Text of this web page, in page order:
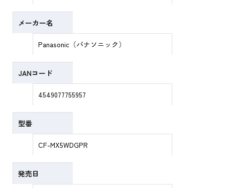
メーカー名
Panasonic（パナソニック）
JANコード
4549077755957
型番
CF-MX5WDGPR
発売日